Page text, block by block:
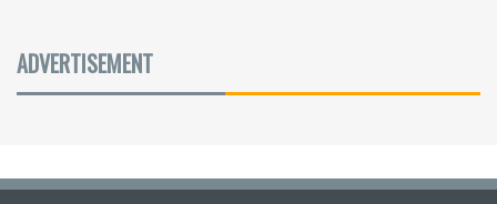
ADVERTISEMENT